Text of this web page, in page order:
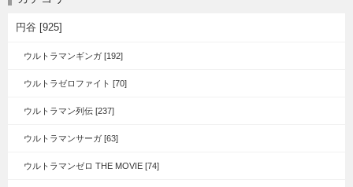
円谷 [925]
ウルトラマンギンガ [192]
ウルトラゼロファイト [70]
ウルトラマン列伝 [237]
ウルトラマンサーガ [63]
ウルトラマンゼロ THE MOVIE [74]